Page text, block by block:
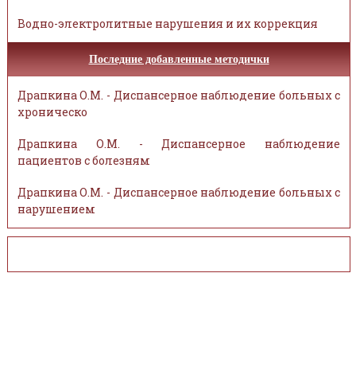
Водно-электролитные нарушения и их коррекция
Последние добавленные методички
Драпкина О.М. - Диспансерное наблюдение больных с
хроническо
Драпкина О.М. - Диспансерное наблюдение
пациентов с болезням
Драпкина О.М. - Диспансерное наблюдение больных с
нарушением